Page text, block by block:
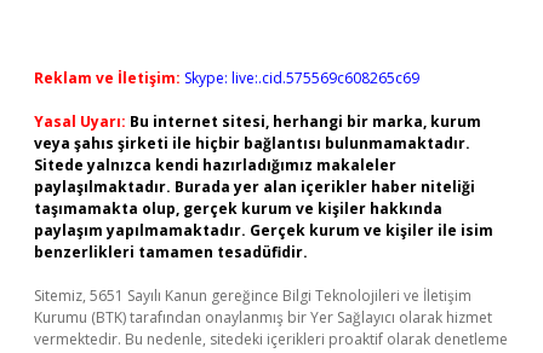
Reklam ve İletişim: Skype: live:.cid.575569c608265c69
Yasal Uyarı: Bu internet sitesi, herhangi bir marka, kurum
veya şahıs şirketi ile hiçbir bağlantısı bulunmamaktadır.
Sitede yalnızca kendi hazırladığımız makaleler
paylaşılmaktadır. Burada yer alan içerikler haber niteliği
taşımamakta olup, gerçek kurum ve kişiler hakkında
paylaşım yapılmamaktadır. Gerçek kurum ve kişiler ile isim
benzerlikleri tamamen tesadüfidir.
Sitemiz, 5651 Sayılı Kanun gereğince Bilgi Teknolojileri ve İletişim
Kurumu (BTK) tarafından onaylanmış bir Yer Sağlayıcı olarak hizmet
vermektedir. Bu nedenle, sitedeki içerikleri proaktif olarak denetleme